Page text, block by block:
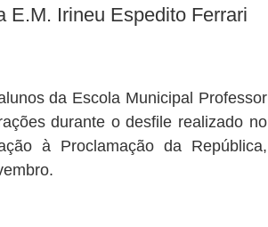
E.M. Irineu Espedito Ferrari
da Escola Municipal Professor
durante o desfile realizado no
à Proclamação da República,